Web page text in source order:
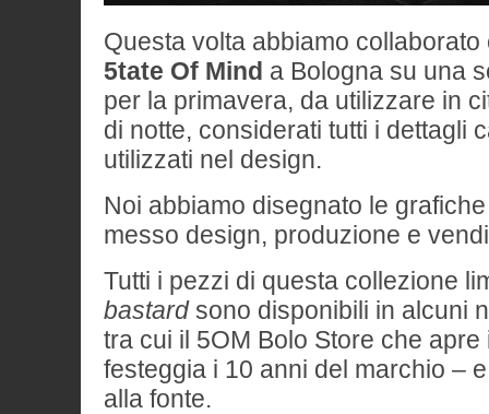
Questa volta abbiamo collaborato
5tate Of Mind a Bologna su una
per la primavera, da utilizzare in
di notte, considerati tutti i dettagli
utilizzati nel design.
Noi abbiamo disegnato le
messo design, produzione e
Tutti i pezzi di questa collezione
bastardsono disponibili in alcuni
tra cui il 5OM Bolo Store che
festeggia i 10 anni del marchio –
alla fonte.